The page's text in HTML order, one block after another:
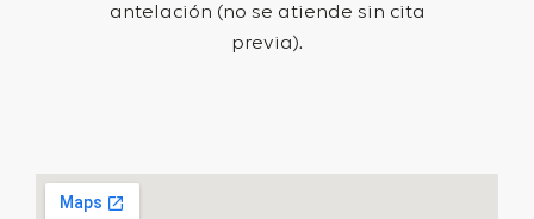
antelación (no se atiende sin cita
previa).